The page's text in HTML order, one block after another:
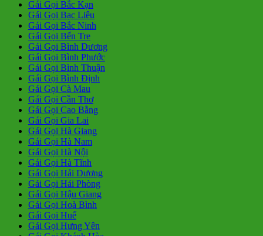
Gái Gọi Bắc Kạn
Gái Gọi Bạc Liêu
Gái Gọi Bắc Ninh
Gái Gọi Bến Tre
Gái Gọi Bình Dương
Gái Gọi Bình Phước
Gái Gọi Bình Thuận
Gái Gọi Bình Định
Gái Gọi Cà Mau
Gái Gọi Cần Thơ
Gái Gọi Cao Bằng
Gái Gọi Gia Lai
Gái Gọi Hà Giang
Gái Gọi Hà Nam
Gái Gọi Hà Nội
Gái Gọi Hà Tĩnh
Gái Gọi Hải Dương
Gái Gọi Hải Phòng
Gái Gọi Hậu Giang
Gái Gọi Hoà Bình
Gái Gọi Huế
Gái Gọi Hưng Yên